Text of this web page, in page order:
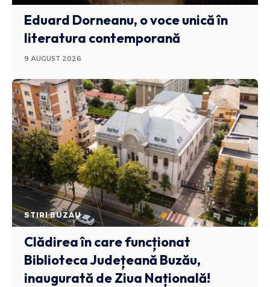
Eduard Dorneanu, o voce unică în
literatura contemporană
9 AUGUST 2026
STIRI BUZAU
Clădirea în care funcționat
Biblioteca Județeană Buzău,
inaugurată de Ziua Națională!